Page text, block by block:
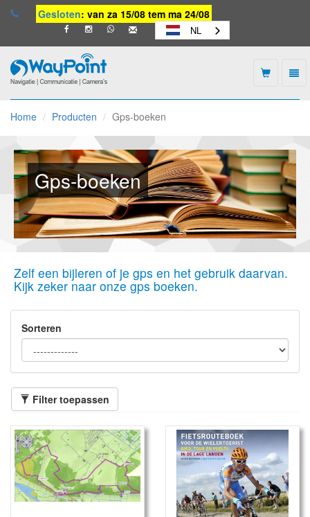
Gesloten: van za 15/08 tem ma 24/08
NL
-
naar
Home Producten Gps-boeken
Gps-boeken
Zelf een bijleren of je gps en het gebruik daarvan.
Kijk zeker naar onze gps boeken.
Sorteren
Filter toepassen